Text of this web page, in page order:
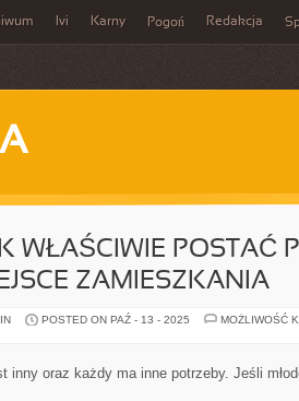
Ivi Karny Pogoń Redakcja
WŁAŚCIWIE POSTAĆ
ZAMIESZKANIA
POSTED ON PAŹ - 13 - 2025
MOŻLIWOŚĆ
inny oraz każdy ma inne potrzeby. Jeśli